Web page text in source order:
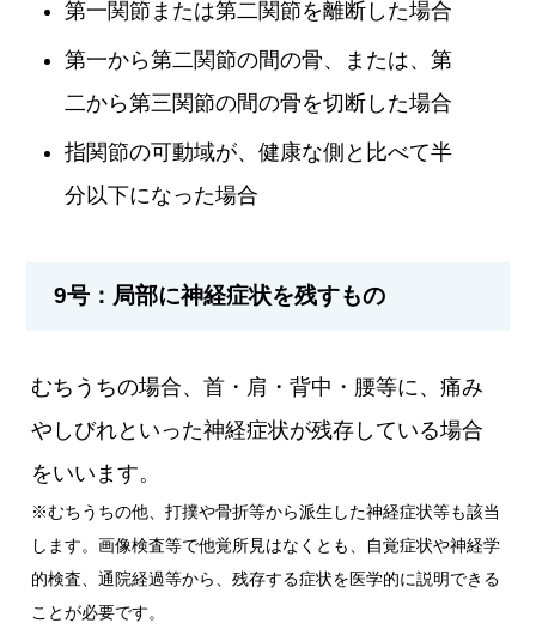
第一関節または第二関節を離断した場合
第一から第二関節の間の骨、または、第
二から第三関節の間の骨を切断した場合
指関節の可動域が、健康な側と比べて半
分以下になった場合
9号：局部に神経症状を残すもの
むちうちの場合、首・肩・背中・腰等に、痛み
やしびれといった神経症状が残存している場合
をいいます。
※むちうちの他、打撲や骨折等から派生した神経症状等も該当
します。画像検査等で他覚所見はなくとも、自覚症状や神経学
的検査、通院経過等から、残存する症状を医学的に説明できる
ことが必要です。